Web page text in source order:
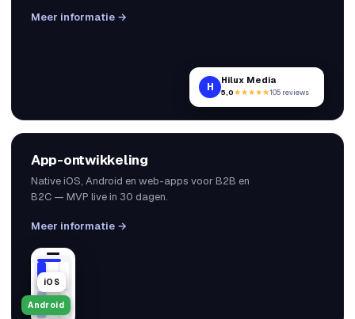
Meer informatie →
H Hilux Media
5,0★★★★★105 reviews
App-ontwikkeling
Native iOS, Android en web-apps voor B2B en
B2C — MVP live in 30 dagen.
Meer informatie →
iOS
Android